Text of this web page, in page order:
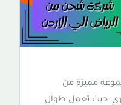
مميزة من
حيث تعمل طوال